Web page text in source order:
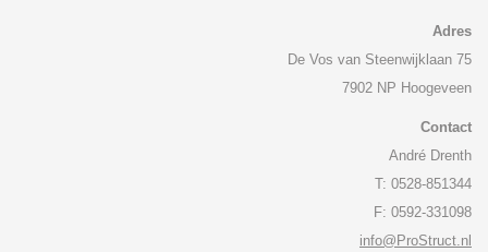
Adres
De Vos van Steenwijklaan 75
7902 NP Hoogeveen
Contact
André Drenth
T: 0528-851344
F: 0592-331098
info@ProStruct.nl